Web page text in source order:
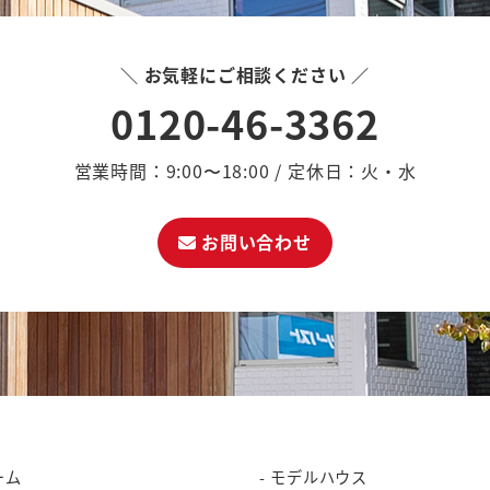
＼ お気軽にご相談ください ／
0120-46-3362
営業時間：9:00〜18:00 / 定休日：火・水
お問い合わせ
ム モデルハウス